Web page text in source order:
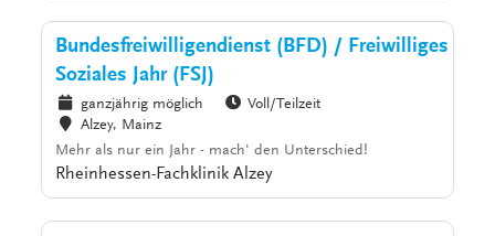
Bundesfreiwilligendienst (BFD) / Freiwilliges
Soziales Jahr (FSJ)
ganzjährig möglich
Voll/Teilzeit
Alzey, Mainz
Mehr als nur ein Jahr - mach' den Unterschied!
Rheinhessen-Fachklinik Alzey